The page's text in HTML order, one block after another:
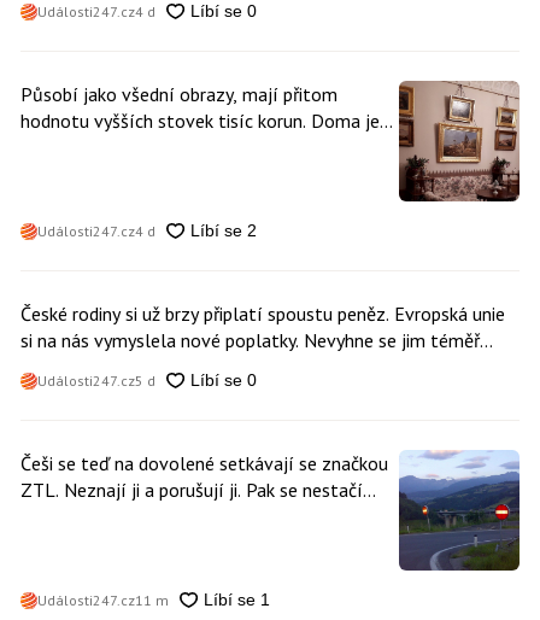
Události247.cz4 d
Působí jako všední obrazy, mají přitom
hodnotu vyšších stovek tisíc korun. Doma je
Události247.cz4 d
České rodiny si už brzy připlatí spoustu peněz. Evropská unie
si na nás vymyslela nové poplatky. Nevyhne se jim téměř
Události247.cz5 d
Češi se teď na dovolené setkávají se značkou
ZTL. Neznají ji a porušují ji. Pak se nestačí
Události247.cz11 m